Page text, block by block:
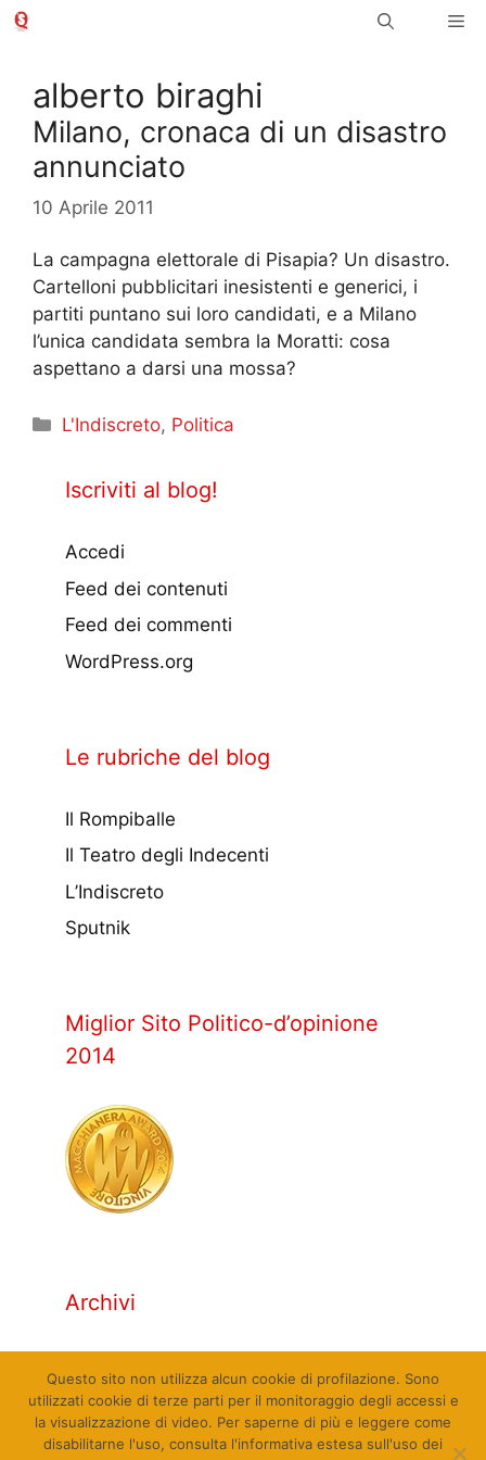
Vai
alberto biraghi
Milano, cronaca di un disastro
annunciato
10 Aprile 2011
La campagna elettorale di Pisapia? Un disastro.
Cartelloni pubblicitari inesistenti e generici, i
partiti puntano sui loro candidati, e a Milano
l’unica candidata sembra la Moratti: cosa
aspettano a darsi una mossa?
Categorie
L'Indiscreto, Politica
Iscriviti al blog!
Accedi
Feed dei contenuti
Feed dei commenti
WordPress.org
Le rubriche del blog
Il Rompiballe
Il Teatro degli Indecenti
L’Indiscreto
Sputnik
Miglior Sito Politico-d’opinione
2014
Archivi
Questo sito non utilizza alcun cookie di profilazione. Sono
utilizzati cookie di terze parti per il monitoraggio degli accessi e
la visualizzazione di video. Per saperne di più e leggere come
disabilitarne l'uso, consulta l'informativa estesa sull'uso dei